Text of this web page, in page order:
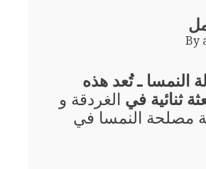
By
النمسا ـ تُعد هذه
ثنائية في الغردقة و
مصلحة النمسا في